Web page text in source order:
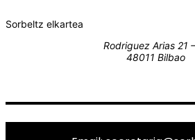
Sorbeltz elkartea
Rodriguez Arias 21
48011 Bilbao